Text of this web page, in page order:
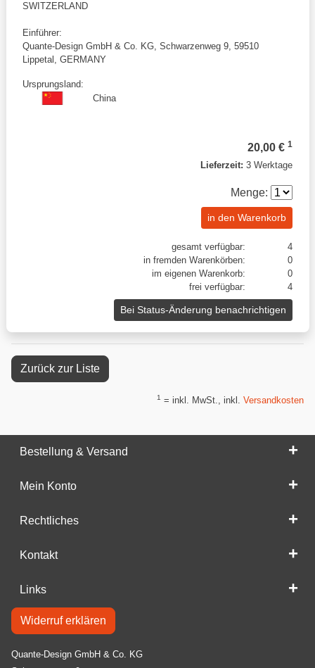
SWITZERLAND
Einführer:
Quante-Design GmbH & Co. KG, Schwarzenweg 9, 59510
Lippetal, GERMANY
Ursprungsland:
China
20,00 € 1
Lieferzeit: 3 Werktage
Menge:
in den Warenkorb
gesamt verfügbar:
4
in fremden Warenkörben:
0
im eigenen Warenkorb:
0
frei verfügbar:
4
Bei Status-Änderung benachrichtigen
Zurück zur Liste
1 = inkl. MwSt., inkl. Versandkosten
Bestellung & Versand
Mein Konto
Rechtliches
Kontakt
Links
Widerruf erklären
Quante-Design GmbH & Co. KG